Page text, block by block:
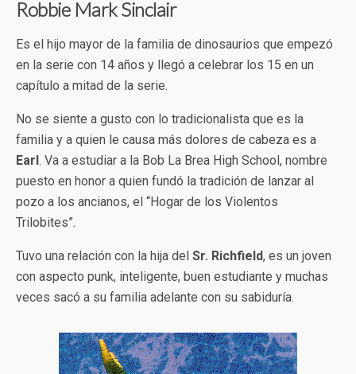
Robbie Mark Sinclair
Es el hijo mayor de la familia de dinosaurios que empezó
en la serie con 14 años y llegó a celebrar los 15 en un
capítulo a mitad de la serie.
No se siente a gusto con lo tradicionalista que es la
familia y a quien le causa más dolores de cabeza es a
Earl. Va a estudiar a la Bob La Brea High School, nombre
puesto en honor a quien fundó la tradición de lanzar al
pozo a los ancianos, el “Hogar de los Violentos
Trilobites”.
Tuvo una relación con la hija del Sr. Richfield, es un joven
con aspecto punk, inteligente, buen estudiante y muchas
veces sacó a su familia adelante con su sabiduría.